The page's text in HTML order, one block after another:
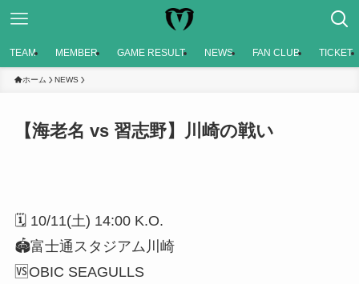
TEAM MEMBER GAME RESULT NEWS FAN CLUB TICKET
ホーム NEWS
【海老名 vs 習志野】川崎の戦い
🗓️ 10/11(土) 14:00 K.O.
🏟️富士通スタジアム川崎
🆚OBIC SEAGULLS